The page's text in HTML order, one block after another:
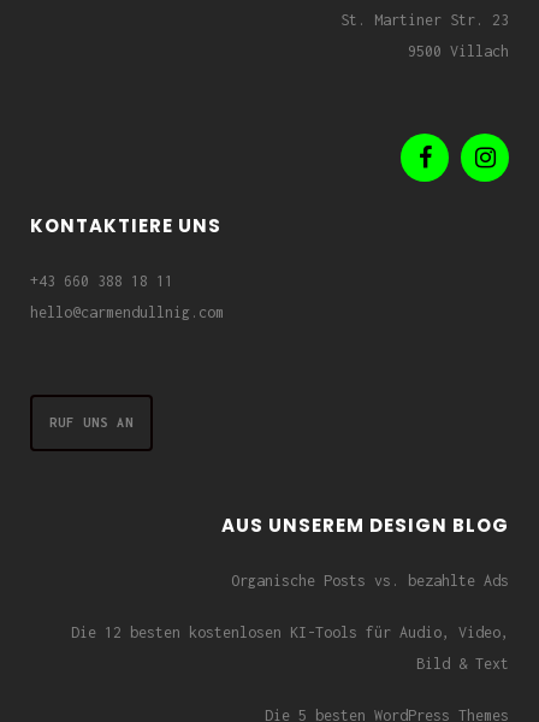
St. Martiner Str. 23
9500 Villach
KONTAKTIERE UNS
+43 660 388 18 11
hello@carmendullnig.com
RUF UNS AN
AUS UNSEREM DESIGN BLOG
Organische Posts vs. bezahlte Ads
Die 12 besten kostenlosen KI-Tools für Audio, Video,
Bild & Text
Die 5 besten WordPress Themes